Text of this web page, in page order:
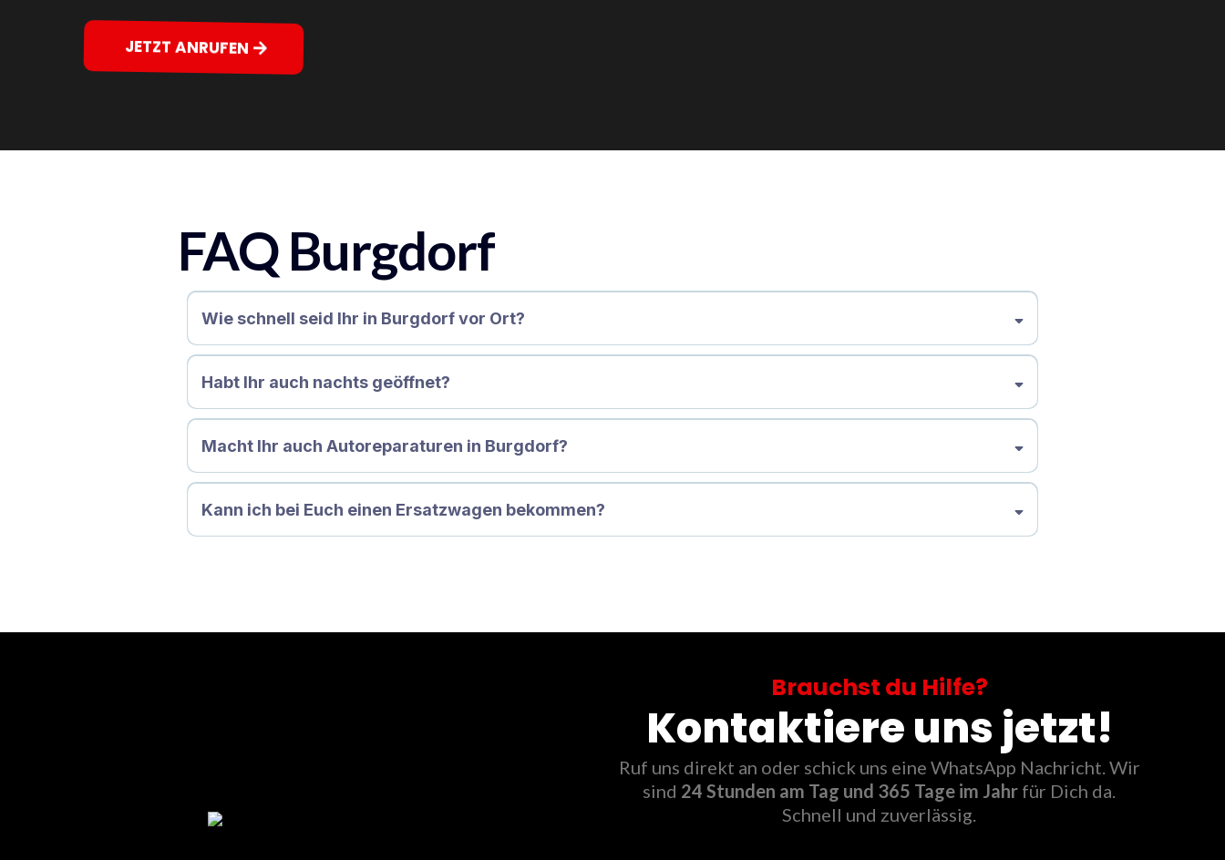
JETZT ANRUFEN
FAQ Burgdorf
Wie schnell seid Ihr in Burgdorf vor Ort?
Habt Ihr auch nachts geöffnet?
Macht Ihr auch Autoreparaturen in Burgdorf?
Kann ich bei Euch einen Ersatzwagen bekommen?
Brauchst du Hilfe?
Kontaktiere uns jetzt!
Ruf uns direkt an oder schick uns eine WhatsApp Nachricht. Wir
sind 24 Stunden am Tag und 365 Tage im Jahr für Dich da.
Schnell und zuverlässig.